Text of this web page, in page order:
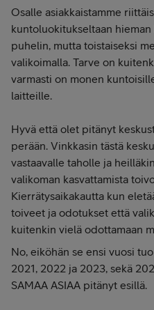
Osalle asiakkaistamme
kuntoluokitukseltaan
puhelin, mutta toistaiseksi
valikoimalla. Tarve on
varmasti on monen
laitteille.
Hyvä että olet pitänyt
perään. Vinkkasin tästä
vastaavalle taholle ja
valikoman kasvattamista
Kierrätysaikakautta kun
toiveet ja odotukset että
kuitenkin vielä odottamaan
No, eiköhän se ensi vuosi
2021, 2022 ja 2023, sekä
SAMAA ASIAA pitänyt esillä.